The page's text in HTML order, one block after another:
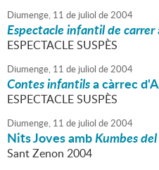
Diumenge, 11 de juliol de2004
Espectacle infantil de carrer
ESPECTACLE SUSPÈS
Diumenge, 11 de juliol de2004
Contes infantilsa càrrec
ESPECTACLE SUSPÈS
Diumenge, 11 de juliol de2004
Nits Joves ambKumbes
Sant Zenon 2004